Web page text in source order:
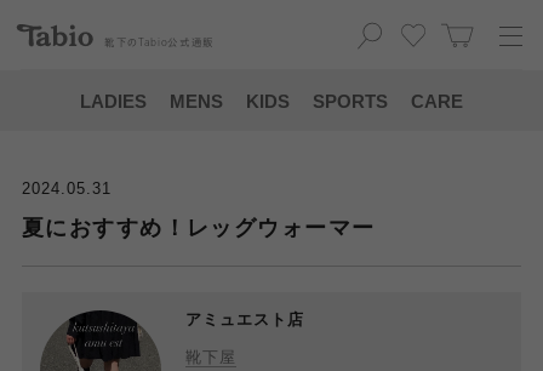
靴下の Tabio 公式通販
LADIES MENS KIDS SPORTS CARE
2024.05.31
夏におすすめ！レッグウォーマー
アミュエスト店
靴下屋